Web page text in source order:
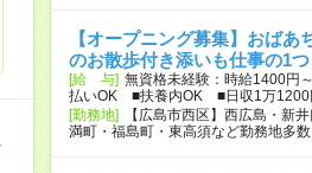
【オープニング募集】おばあ
のお散歩付き添いも仕事の1つ
[給 与] 無資格未経験：時給1400円
払いOK ■扶養内OK ■日収1万1200
[勤務地]
【広島市西区】西広島・新
満町・福島町・東高須など勤務地多数